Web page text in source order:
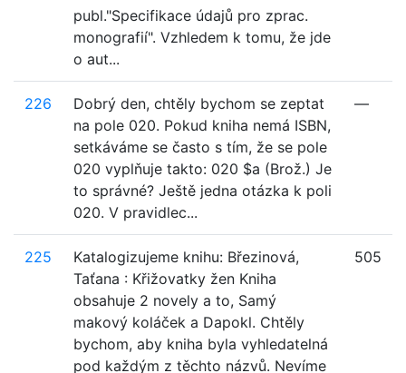
publ."Specifikace údajů pro zprac.
monografií". Vzhledem k tomu, že jde
o aut...
226
Dobrý den, chtěly bychom se zeptat
na pole 020. Pokud kniha nemá ISBN,
setkáváme se často s tím, že se pole
020 vyplňuje takto: 020 $a (Brož.) Je
to správné? Ještě jedna otázka k poli
020. V pravidlec...
—
225
Katalogizujeme knihu: Březinová,
Taťana : Křižovatky žen Kniha
obsahuje 2 novely a to, Samý
makový koláček a Dapokl. Chtěly
bychom, aby kniha byla vyhledatelná
pod každým z těchto názvů. Nevíme
505